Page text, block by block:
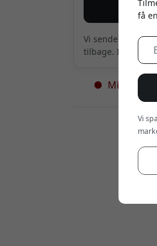
Vi sender kun en
tilbage. Intet
få
Vi